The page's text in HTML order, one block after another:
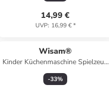
14,99 €
UVP: 16,99 €*
Wisam®
Kinder Küchenmaschine Spielzeug
Licht Sound Mixer
-33%